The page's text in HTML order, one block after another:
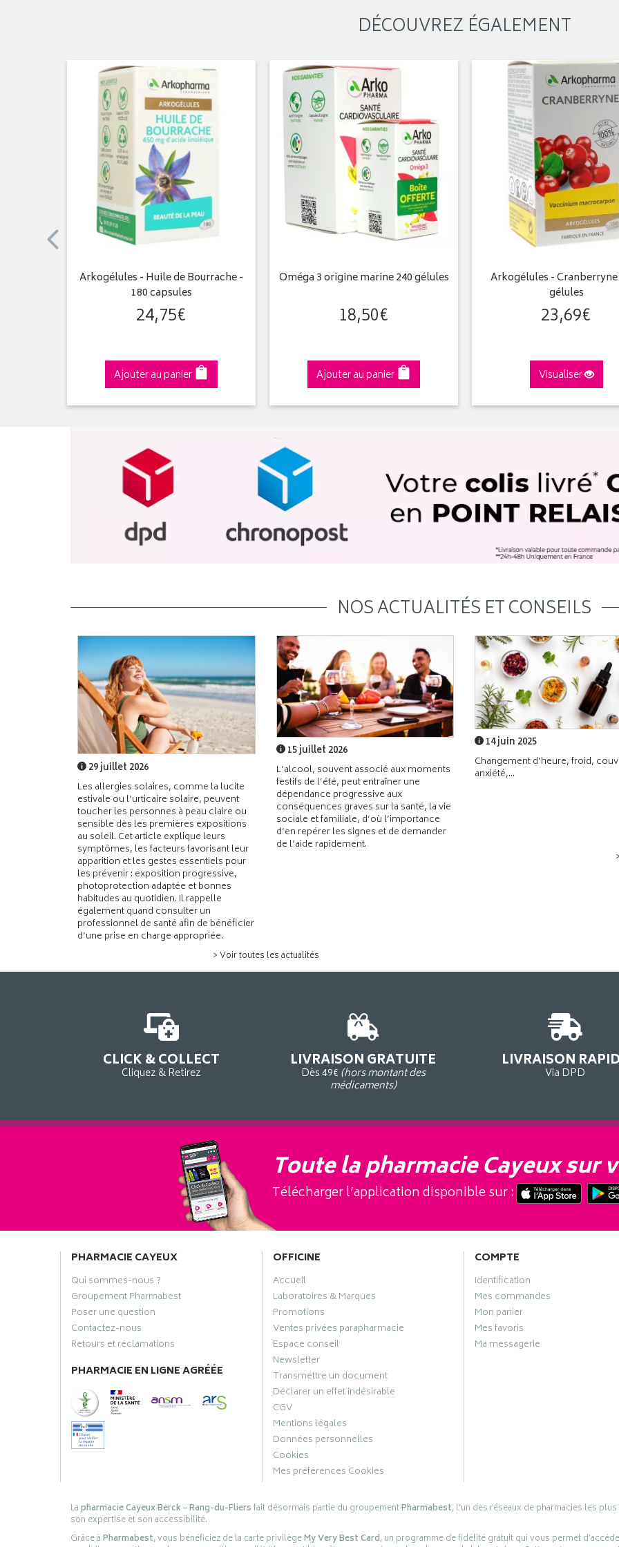
DÉCOUVREZ ÉGALEMENT
Arkogélules - Huile de Bourrache -
180 capsules
24,75€
Ajouter au panier
Oméga 3 origine marine 240 gélules
18,50€
Ajouter au panier
Arkogélules - Cranberryne
gélules
23,69€
Visualiser
NOS ACTUALITÉS ET CONSEILS
29 juillet 2026
Les allergies solaires, comme la lucite
estivale ou l’urticaire solaire, peuvent
toucher les personnes à peau claire ou
sensible dès les premières expositions
au soleil. Cet article explique leurs
symptômes, les facteurs favorisant leur
apparition et les gestes essentiels pour
les prévenir : exposition progressive,
photoprotection adaptée et bonnes
habitudes au quotidien. Il rappelle
également quand consulter un
professionnel de santé afin de bénéficier
d’une prise en charge appropriée.
15 juillet 2026
L’alcool, souvent associé aux moments
festifs de l’été, peut entraîner une
dépendance progressive aux
conséquences graves sur la santé, la vie
sociale et familiale, d’où l’importance
d’en repérer les signes et de demander
de l’aide rapidement.
> Voir toutes les actualités
14 juin 2025
Changement d’heure, froid,
anxiété,...
CLICK & COLLECT
Cliquez & Retirez
LIVRAISON GRATUITE
Dès 49€ (hors montant des
médicaments)
LIVRAISON
Via DPD
Toute la pharmacie Cayeux sur
Télécharger l’application disponible sur :
PHARMACIE CAYEUX
Qui sommes-nous ?
Groupement Pharmabest
Poser une question
Contactez-nous
Retours et réclamations
PHARMACIE EN LIGNE AGRÉÉE
OFFICINE
Accueil
Laboratoires & Marques
Promotions
Ventes privées parapharmacie
Espace conseil
Newsletter
Transmettre un document
Déclarer un effet indésirable
CGV
Mentions légales
Données personnelles
Cookies
Mes préférences Cookies
COMPTE
Identification
Mes commandes
Mon panier
Mes favoris
Ma messagerie
Lapharmacie Cayeux Berck – Rang-du-Fliersfait désormais partie du groupementPharmabest, l’un des réseaux de pharmacies les
son expertise et son accessibilité.
Grâce àPharmabest, vous bénéficiez de la carte privilègeMy Very Best Card, un programme de fidélité gratuit qui vous permet